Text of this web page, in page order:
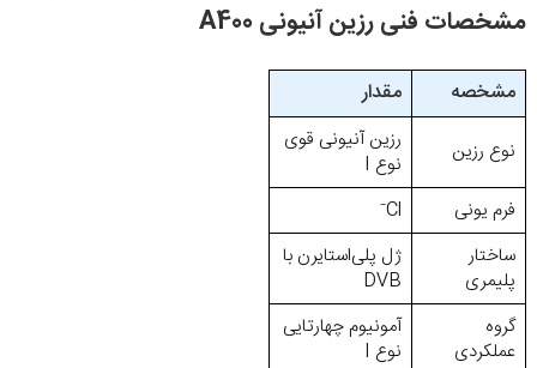
مشخصات فنی رزین آنیونی A400
مشخصه مقدار
نوع رزین
رزین آنیونی قوی
نوع I
فرم یونی
Cl⁻
ساختار
پلیمری
ژل پلی‌استایرن با
DVB
گروه
عملکردی
آمونیوم چهارتایی
نوع I